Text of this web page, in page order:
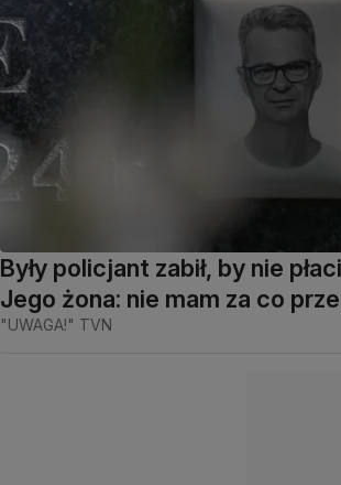
Były policjant zabił, by nie
Jego żona: nie mam za co
"UWAGA!" TVN